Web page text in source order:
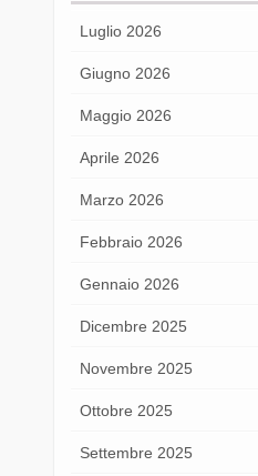
Luglio 2026
Giugno 2026
Maggio 2026
Aprile 2026
Marzo 2026
Febbraio 2026
Gennaio 2026
Dicembre 2025
Novembre 2025
Ottobre 2025
Settembre 2025